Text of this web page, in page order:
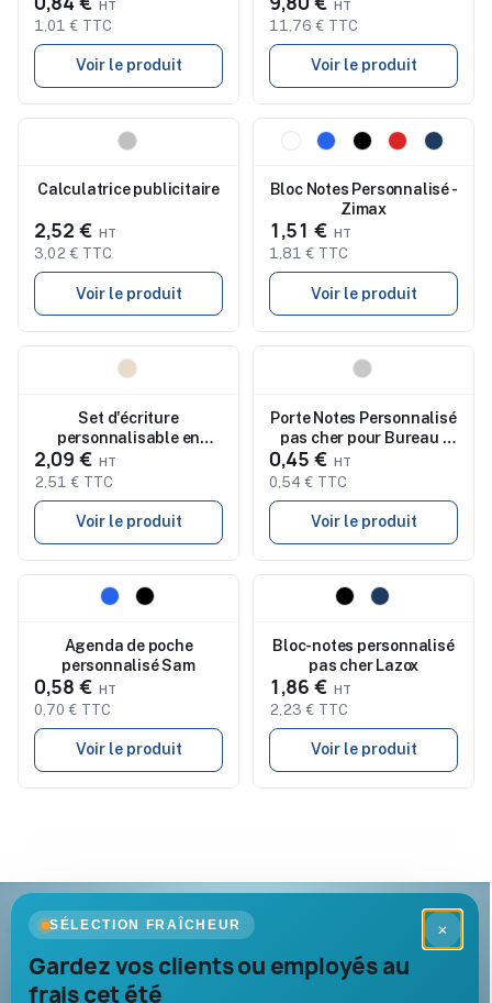
1,01 € TTC
Voir le produit
11,76 € TTC
Voir le produit
Calculatrice publicitaire
2,52 €
3,02 € TTC
Voir le produit
Nouveau
Bloc Notes Personnalisé -
Zimax
1,51 €
1,81 € TTC
Voir le produit
Set d'écriture
personnalisable en
pochette coton EcoSet
2,09 €
2,51 € TTC
Voir le produit
Porte Notes Personnalisé
pas cher pour Bureau -
Kuaid
0,45 €
0,54 € TTC
Voir le produit
Agenda de poche
personnalisé Sam
0,58 €
0,70 € TTC
Voir le produit
Bloc-notes personnalisé
pas cher Lazox
1,86 €
2,23 € TTC
Voir le produit
×
SÉLECTION FRAÎCHEUR
Gardez vos clients ou employés au
frais cet été
Goodies Pub France
Objets publicitaires · par Promenoch
Votre partenaire B2B pour les goodies et cadeaux d’affaires